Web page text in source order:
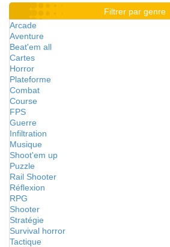
Filtrer par genre
Arcade
Aventure
Beat'em all
Cartes
Horror
Plateforme
Combat
Course
FPS
Guerre
Infiltration
Musique
Shoot'em up
Puzzle
Rail Shooter
Réflexion
RPG
Shooter
Stratégie
Survival horror
Tactique